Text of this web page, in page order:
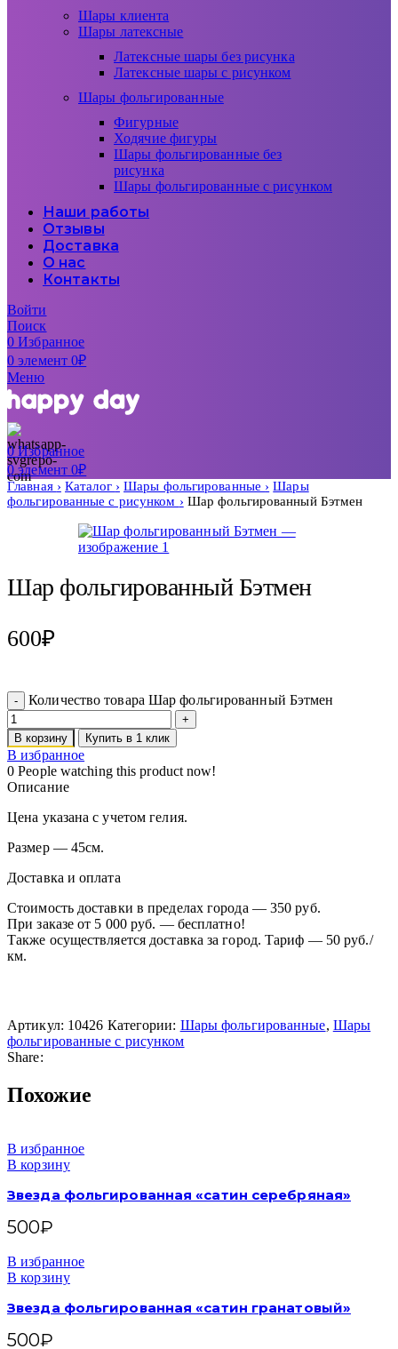
Шары клиента
Шары латексные
Латексные шары без рисунка
Латексные шары с рисунком
Шары фольгированные
Фигурные
Ходячие фигуры
Шары фольгированные без
рисунка
Шары фольгированные с рисунком
Наши работы
Отзывы
Доставка
О нас
Контакты
Войти
Поиск
0Избранное
0элемент 0₽
Меню
0Избранное
0элемент 0₽
Главная Каталог Шары фольгированные
Шары
фольгированные с рисунком
Шар фольгированный Бэтмен
Шар фольгированный Бэтмен
600₽
Количество товара Шар фольгированный Бэтмен
В корзину Купить в 1 клик
В избранное
0 People watching this product now!
Описание
Цена указана с учетом гелия.
Размер — 45см.
Доставка и оплата
Стоимость доставки в пределах города — 350 руб.
При заказе от 5 000 руб. — бесплатно!
Также осуществляется доставка за город. Тариф — 50 руб./
км.
Артикул: 10426 Категории: Шары фольгированные, Шары
фольгированные с рисунком
Share:
Похожие
В избранное
В корзину
Звезда фольгированная «сатин серебряная»
500₽
В избранное
В корзину
Звезда фольгированная «сатин гранатовый»
500₽